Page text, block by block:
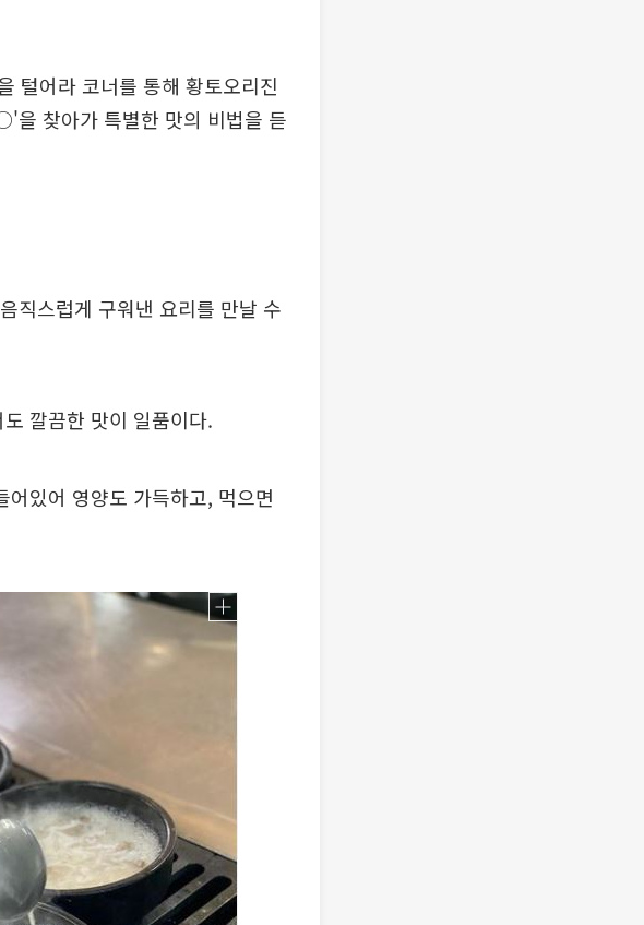
털어라 코너를 통해 황토오리진
아가 특별한 맛의 비법을 듣
직스럽게 구워낸 요리를 만날 수
깔끔한 맛이 일품이다.
있어 영양도 가득하고, 먹으면